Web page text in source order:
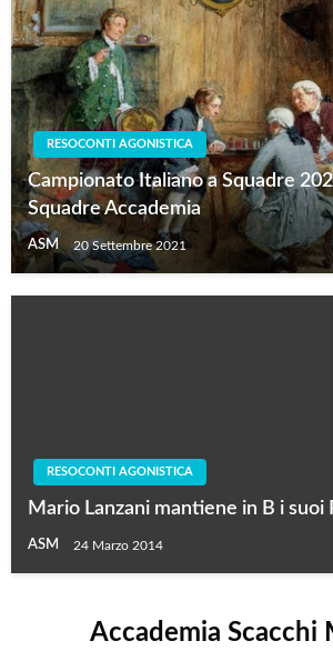
RESOCONTI AGONISTICA
Campionato Italiano a Squadre
Squadre Accademia
ASM 20 Settembre 2021
RESOCONTI AGONISTICA
Mario Lanzani mantiene in B i suoi
ASM 24 Marzo 2014
Accademia Scacchi